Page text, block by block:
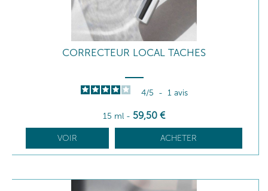
CORRECTEUR LOCAL TACHES
4/5 - 1 avis
15 ml - 59,50 €
VOIR ACHETER